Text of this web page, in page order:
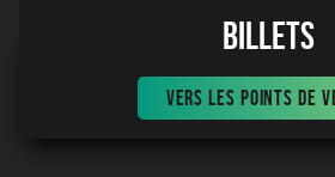
11:43
Billets
VERS LES POINTS DE